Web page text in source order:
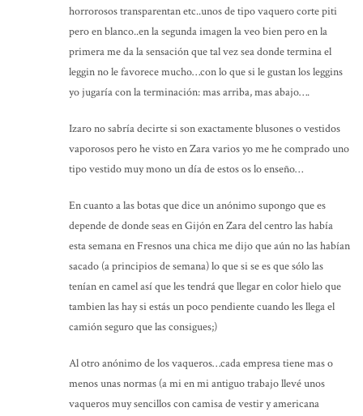
horrorosos transparentan etc..unos de tipo vaquero corte piti
pero en blanco..en la segunda imagen la veo bien pero en la
primera me da la sensación que tal vez sea donde termina el
leggin no le favorece mucho…con lo que si le gustan los leggins
yo jugaría con la terminación: mas arriba, mas abajo….
Izaro no sabría decirte si son exactamente blusones o vestidos
vaporosos pero he visto en Zara varios yo me he comprado uno
tipo vestido muy mono un día de estos os lo enseño…
En cuanto a las botas que dice un anónimo supongo que es
depende de donde seas en Gijón en Zara del centro las había
esta semana en Fresnos una chica me dijo que aún no las habían
sacado (a principios de semana) lo que si se es que sólo las
tenían en camel así que les tendrá que llegar en color hielo que
tambien las hay si estás un poco pendiente cuando les llega el
camión seguro que las consigues;)
Al otro anónimo de los vaqueros…cada empresa tiene mas o
menos unas normas (a mi en mi antiguo trabajo llevé unos
vaqueros muy sencillos con camisa de vestir y americana